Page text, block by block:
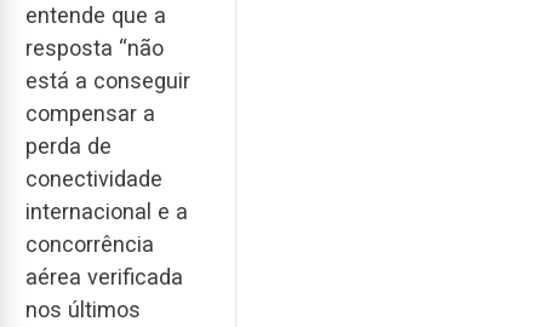
entende que a
resposta “não
está a conseguir
compensar a
perda de
conectividade
internacional e a
concorrência
aérea verificada
nos últimos